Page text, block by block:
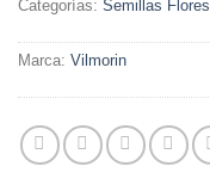
Categorías: Semillas Flores
Marca: Vilmorin